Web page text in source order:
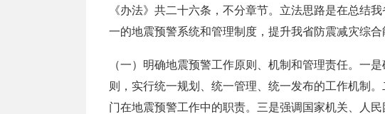
《办法》共二十六条，不分章节。立法思路是在总结
一的地震预警系统和管理制度，提升我省防震减灾综
（一）明确地震预警工作原则、机制和管理责任。一
则，实行统一规划、统一管理、统一发布的工作机制
门在地震预警工作中的职责。三是强调国家机关、人